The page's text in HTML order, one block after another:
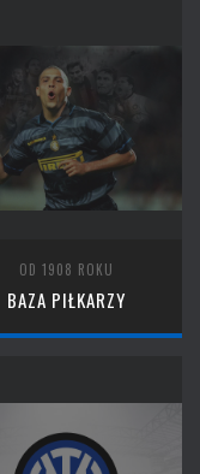
OD 1908 ROKU
BAZA PIŁKARZY